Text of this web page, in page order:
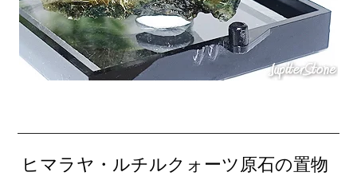
ヒマラヤ・ルチルクォーツ原石の置物